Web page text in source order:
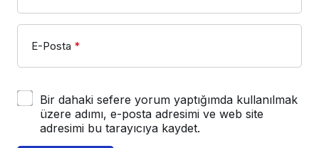
E-Posta *
Bir dahaki sefere yorum yaptığımda kullanılmak
üzere adımı, e-posta adresimi ve web site
adresimi bu tarayıcıya kaydet.